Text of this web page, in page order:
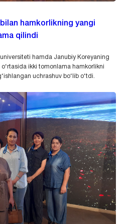
hamkorlikning yangi
qilindi
hamda Janubiy Koreyaning
ikki tomonlama hamkorlikni
uchrashuv bo‘lib o‘tdi.